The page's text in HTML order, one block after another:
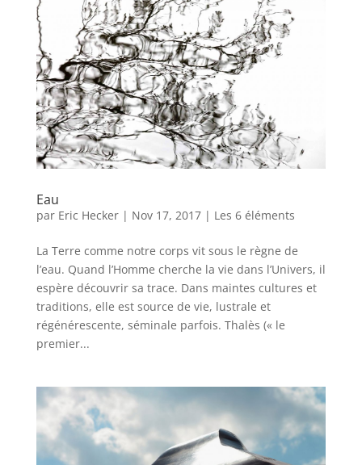
Eau
par Eric Hecker| Nov 17, 2017| Les 6 éléments
La Terre comme notre corps vit sous le règne de
l’eau. Quand l’Homme cherche la vie dans l’Univers, il
espère découvrir sa trace. Dans maintes cultures et
traditions, elle est source de vie, lustrale et
régénérescente, séminale parfois. Thalès (« le
premier...